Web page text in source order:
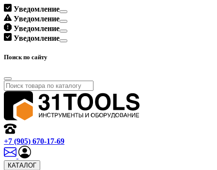
Уведомление
Уведомление
Уведомление
Уведомление
Поиск по сайту
+7 (905) 670-17-69
КАТАЛОГ